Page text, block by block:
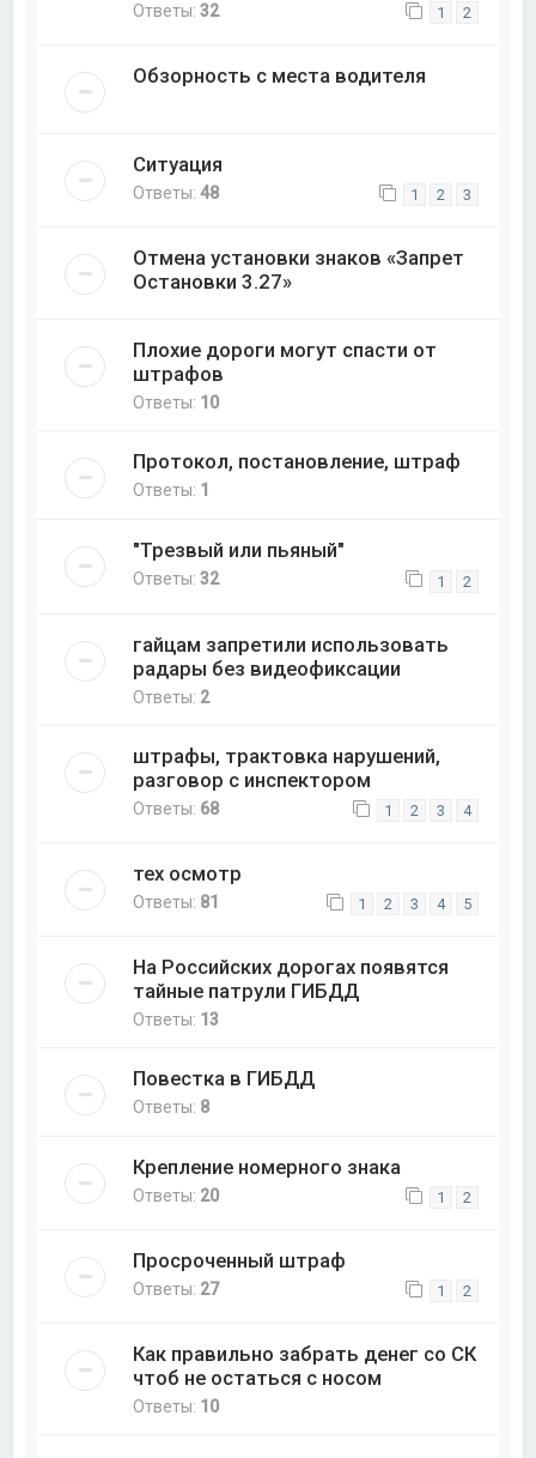
Ответы:32 1 2
Обзорность с места водителя
Ситуация
Ответы:48 1 2 3
Отмена установки знаков «Запрет
Остановки 3.27»
Плохие дороги могут спасти от
штрафов
Ответы: 10
Протокол, постановление, штраф
Ответы: 1
"Трезвый или пьяный"
Ответы:32 1 2
гайцам запретили использовать
радары без видеофиксации
Ответы: 2
штрафы, трактовка нарушений,
разговор с инспектором
Ответы: 68 1 2 3 4
тех осмотр
Ответы: 81 1 2 3 4 5
На Российских дорогах появятся
тайные патрули ГИБДД
Ответы: 13
Повестка в ГИБДД
Ответы: 8
Крепление номерного знака
Ответы: 20 1 2
Просроченный штраф
Ответы: 27 1 2
Как правильно забрать денег со СК
чтоб не остаться с носом
Ответы: 10